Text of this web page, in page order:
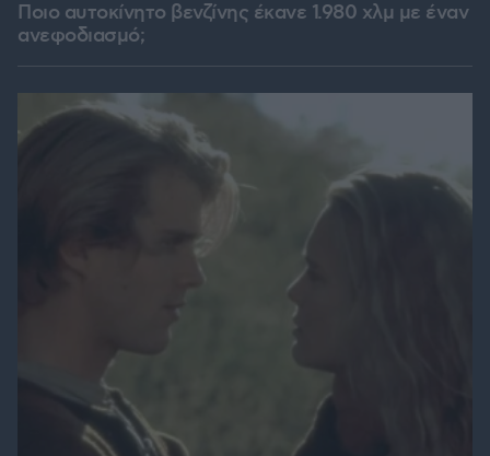
Ποιο αυτοκίνητο βενζίνης έκανε 1.980 χλμ με έναν
ανεφοδιασμό;